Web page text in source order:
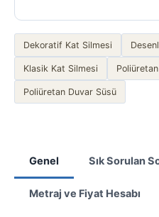
Dekoratif Kat Silmesi
Klasik Kat Silmesi
Poliüretan Duvar Süsü
Genel Sık Sorulan
Metraj ve Fiyat Hesabı